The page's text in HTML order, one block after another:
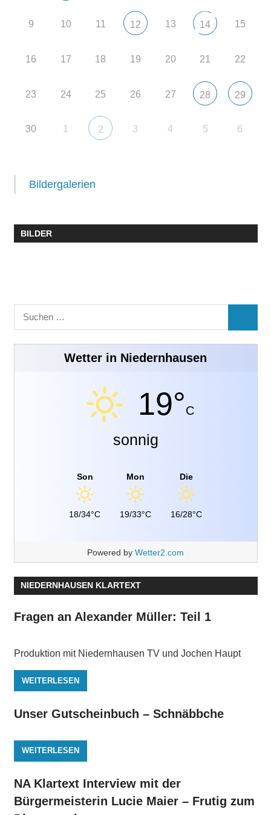
9 10 11 12 13 14 15
16 17 18 19 20 21 22
23 24 25 26 27 28 29
30 1 2 3 4 5 6
Bildergalerien
BILDER
Suchen
nach:
Wetter in Niedernhausen
19°C
sonnig
Son
18/34°C
Mon
19/33°C
Die
16/28°C
Powered by Wetter2.com
NIEDERNHAUSEN KLARTEXT
Fragen an Alexander Müller: Teil 1
Produktion mit Niedernhausen TV und Jochen Haupt
WEITERLESEN
Unser Gutscheinbuch – Schnäbbche
WEITERLESEN
NA Klartext Interview mit der
Bürgermeisterin Lucie Maier – Frutig zum